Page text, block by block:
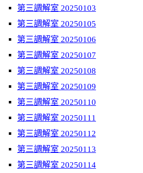
第三調解室 20250103
第三調解室 20250105
第三調解室 20250106
第三調解室 20250107
第三調解室 20250108
第三調解室 20250109
第三調解室 20250110
第三調解室 20250111
第三調解室 20250112
第三調解室 20250113
第三調解室 20250114